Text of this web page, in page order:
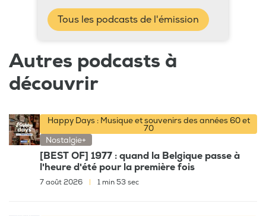
Tous les podcasts de l'émission
Autres podcasts à
découvrir
Happy Days : Musique et souvenirs des années 60 et
70
Nostalgie+
[BEST OF] 1977 : quand la Belgique passe à
l'heure d'été pour la première fois
7 août 2026 1 min 53 sec